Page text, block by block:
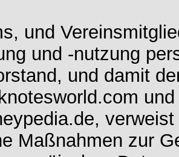
und
und -nutzung
und damit
Maßnahmen zur